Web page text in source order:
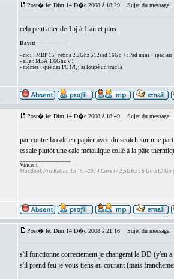
Post� le: Dim 14 D�c 2008 à 18:29 Sujet du message:
cela peut aller de 15j à 1 an et plus .
David
- moi : MBP 15" retina 2.3Ghz 512ssd 16Go + iPad mini + ipad air
- elle : MBA 1,6Ghz V1
- mômes : que des PC !?!, j'ai loupé un truc là
Post� le: Dim 14 D�c 2008 à 18:49 Sujet du message:
par contre la cale en papier avec du scotch sur une
essaie plutôt une cale métallique collé à la pâte
Vincent
MacBook Pro Retina 15" mi-2014 Core i7 2,5GHz 16 Go 512 Go
Post� le: Dim 14 D�c 2008 à 21:16 Sujet du message:
s'il fonctionne correctement je changerai le DD (y'en
s'il prend feu je vous tiens au courant (mais